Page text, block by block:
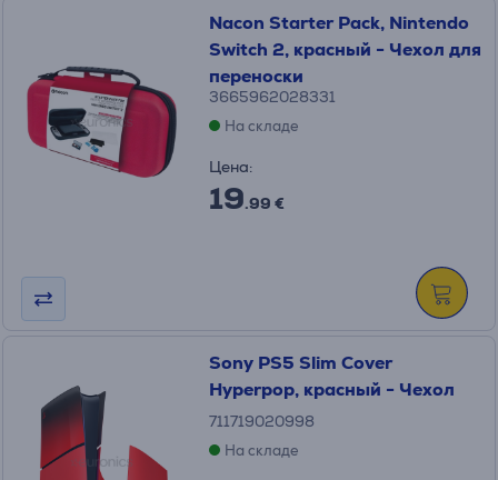
Nacon Starter Pack, Nintendo
Switch 2, красный - Чехол для
переноски
3665962028331
На складе
Цена:
19.99 €
Sony PS5 Slim Cover
Hyperpop, красный - Чехол
711719020998
На складе